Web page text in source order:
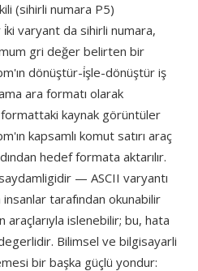
(sihirli numara P5)
varyant da sihirli numara,
gri değer belirten bir
dönüştür-i̇şle-dönüştür iş
ara formatı olarak
formattaki kaynak görüntüler
kapsamlı komut satırı araç
hedef formata aktarılır.
— ASCII varyantı
tarafından okunabilir
araçlarıyla islenebilir; bu, hata
Bilimsel ve bilgisayarli
bir başka güçlü yondur: